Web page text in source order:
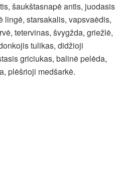
šaukštasnapė antis, juodasis
lingė, starsakalis, vapsvaėdis,
tetervinas, švygžda, griežlė,
tulikas, didžioji
griciukas, balinė pelėda,
plėšrioji medšarkė.